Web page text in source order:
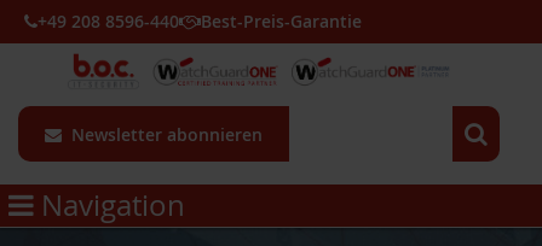
Newsletter abonnieren
+49 208 8596-440 Best-Preis-Garantie
Navigation